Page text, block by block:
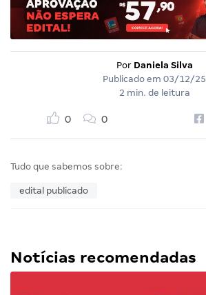
Por Daniela Silva
Publicado em 03/12/25
2 min. de leitura
0 0
Tudo que sabemos sobre:
edital publicado
Notícias recomendadas